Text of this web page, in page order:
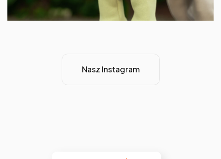
Nasz Instagram